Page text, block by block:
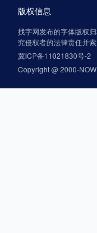
版权信息
找字网发布的字体版权
究侵权者的法律责任并索
冀ICP备11021830号-2
Copyright @ 2000-